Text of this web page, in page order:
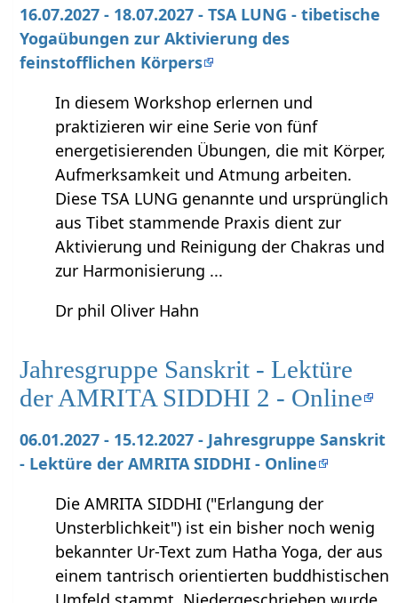
16.07.2027 - 18.07.2027 - TSA LUNG - tibetische
Yogaübungen zur Aktivierung des
feinstofflichen Körpers
In diesem Workshop erlernen und
praktizieren wir eine Serie von fünf
energetisierenden Übungen, die mit Körper,
Aufmerksamkeit und Atmung arbeiten.
Diese TSA LUNG genannte und ursprünglich
aus Tibet stammende Praxis dient zur
Aktivierung und Reinigung der Chakras und
zur Harmonisierung ...
Dr phil Oliver Hahn
Jahresgruppe Sanskrit - Lektüre
der AMRITA SIDDHI 2 - Online
06.01.2027 - 15.12.2027 - Jahresgruppe Sanskrit
- Lektüre der AMRITA SIDDHI - Online
Die AMRITA SIDDHI ("Erlangung der
Unsterblichkeit") ist ein bisher noch wenig
bekannter Ur-Text zum Hatha Yoga, der aus
einem tantrisch orientierten buddhistischen